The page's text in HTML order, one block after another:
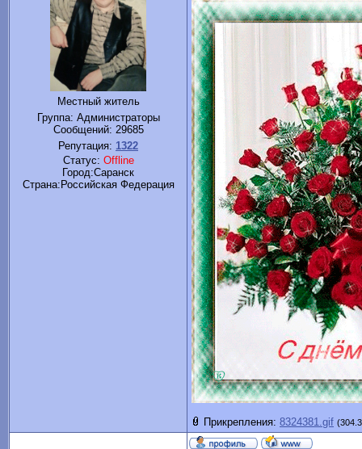
Местный житель
Группа: Администраторы
Сообщений: 29685
Репутация: 1322
Статус: Offline
Город:Саранск
Cтрана:Российская Федерация
Прикрепления: 8324381.gif